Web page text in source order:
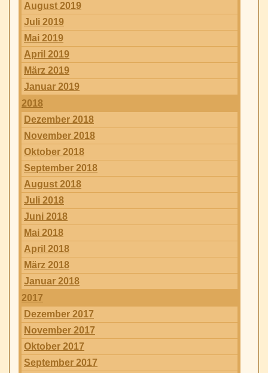
August 2019
Juli 2019
Mai 2019
April 2019
März 2019
Januar 2019
2018
Dezember 2018
November 2018
Oktober 2018
September 2018
August 2018
Juli 2018
Juni 2018
Mai 2018
April 2018
März 2018
Januar 2018
2017
Dezember 2017
November 2017
Oktober 2017
September 2017